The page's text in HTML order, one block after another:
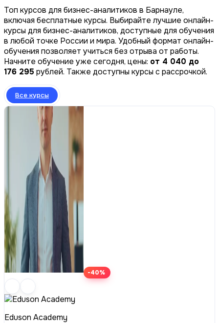
Топ курсов для бизнес-аналитиков в Барнауле,
включая бесплатные курсы. Выбирайте лучшие онлайн-
курсы для бизнес-аналитиков, доступные для обучения
в любой точке России и мира. Удобный формат онлайн-
обучения позволяет учиться без отрыва от работы.
Начните обучение уже сегодня, цены: от 4 040 до
176 295 рублей. Также доступны курсы с рассрочкой.
Все курсы
-40%
Eduson Academy